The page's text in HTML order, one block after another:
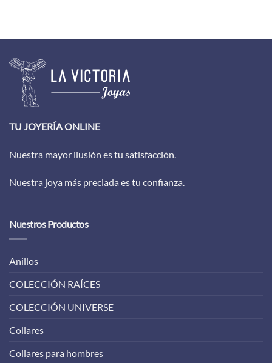
TU JOYERÍA ONLINE
Nuestra mayor ilusión es tu satisfacción.
Nuestra joya más preciada es tu confianza.
Nuestros Productos
Anillos
COLECCIÓN RAÍCES
COLECCIÓN UNIVERSE
Collares
Collares para hombres